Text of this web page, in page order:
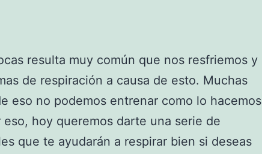
resulta muy común que nos resfriemos y
de respiración a causa de esto. Muchas
eso no podemos entrenar como lo hacemos
hoy queremos darte una serie de
que te ayudarán a respirar bien si deseas